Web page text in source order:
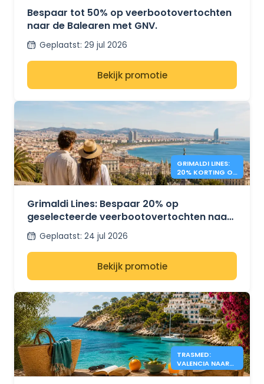
Bespaar tot 50% op veerbootovertochten
naar de Balearen met GNV.
Geplaatst: 29 jul 2026
Bekijk promotie
GRIMALDI LINES:
20% KORTING OP
MIDDELLANDSE
Grimaldi Lines: Bespaar 20% op
geselecteerde veerbootovertochten naar
Sardinië, Sicilië en Spanje.
Geplaatst: 24 jul 2026
Bekijk promotie
TRASMED:
VALENCIA NAAR
IBIZA &